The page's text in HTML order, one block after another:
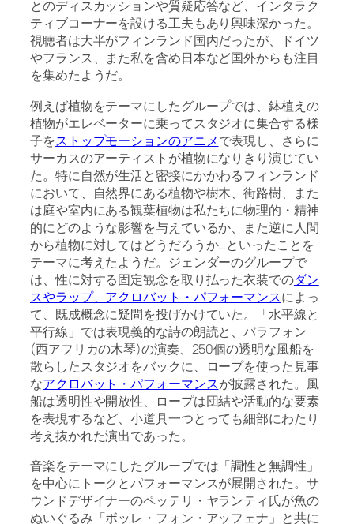
とのディスカッションや質疑応答など、インタラク
ティブコーナーを設ける工夫もあり興味深かった。
視聴者は大半がフィンランド国内だったが、ドイツ
やフランス、また私を含め日本など国外からも注目
を集めたようだ。
例えば植物をテーマにしたグループでは、鉢植えの
植物がエレベーターに乗ってスタジオに集合する様
子をストップモーションのアニメで表現し、さらに
サーカスのアーティストが植物になりきり演じてい
た。特に自然が生活と密接にかかわるフィンランド
において、自然界にある植物や樹木、街路樹、また
は庭や室内にある観葉植物は私たちに物理的・精神
的にどのような影響を与えているか、また逆に人間
から植物に対してはどうだろうか…といったことを
テーマに考えたようだ。ジェンダーのグループで
は、性に対する固定観念を取り払った衣装でのダン
スやラップ、アクロバット・パフォーマンスによっ
て、既成概念に疑問を投げかけていた。「水平線と
平行線」では表現義的な詩の朗読と、バラフォン
(西アフリカの木琴)の演奏、250個の透明な風船を
散らしたスタジオをバックに、ロープを使った見事
なアクロバット・パフォーマンスが披露された。風
船は透明性や開放性、ロープは団結や活動的な要素
を表現するなど、小道具一つとっても細部にわたり
考え抜かれた演出であった。
音楽をテーマにしたグループでは「調性と無調性」
を中心にトークとパフォーマンスが展開された。サ
ウンドデザイナーのペッテリ・ヤランティ氏が魚の
ぬいぐるみ「ボッレ・フォン・アッフェナ」と共に